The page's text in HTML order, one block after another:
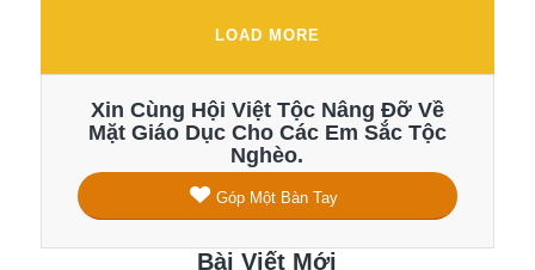
LOAD MORE
Xin Cùng Hội Việt Tộc Nâng Đỡ Về
Mặt Giáo Dục Cho Các Em Sắc Tộc
Nghèo.
Góp Một Bàn Tay
Bài Viết Mới